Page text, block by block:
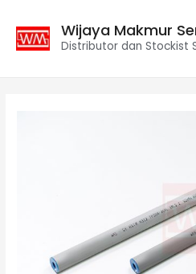
Wijaya Makmur
Distributor dan Stockist